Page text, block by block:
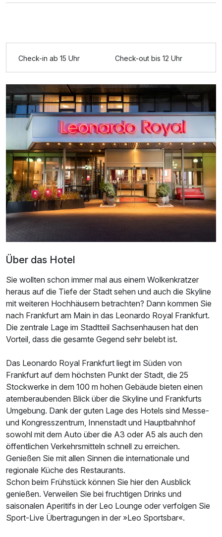
Check-in ab 15 Uhr Check-out bis 12 Uhr
Über das Hotel
Sie wollten schon immer mal aus einem Wolkenkratzer
heraus auf die Tiefe der Stadt sehen und auch die Skyline
mit weiteren Hochhäusern betrachten? Dann kommen Sie
nach Frankfurt am Main in das Leonardo Royal Frankfurt.
Die zentrale Lage im Stadtteil Sachsenhausen hat den
Vorteil, dass die gesamte Gegend sehr belebt ist.
Das Leonardo Royal Frankfurt liegt im Süden von
Frankfurt auf dem höchsten Punkt der Stadt, die 25
Stockwerke in dem 100 m hohen Gebäude bieten einen
atemberaubenden Blick über die Skyline und Frankfurts
Umgebung. Dank der guten Lage des Hotels sind Messe-
und Kongresszentrum, Innenstadt und Hauptbahnhof
sowohl mit dem Auto über die A3 oder A5 als auch den
öffentlichen Verkehrsmitteln schnell zu erreichen.
Genießen Sie mit allen Sinnen die internationale und
regionale Küche des Restaurants.
Schon beim Frühstück können Sie hier den Ausblick
genießen. Verweilen Sie bei fruchtigen Drinks und
saisonalen Aperitifs in der Leo Lounge oder verfolgen Sie
Sport-Live Übertragungen in der »Leo Sportsbar«.